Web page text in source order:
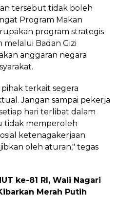
tersebut tidak boleh
Program Makan
program strategis
melalui Badan Gizi
anggaran negara
terkait segera
Jangan sampai pekerja
hari terlibat dalam
tidak memperoleh
ketenagakerjaan
oleh aturan," tegas
ke-81 RI, Wali Nagari
Merah Putih